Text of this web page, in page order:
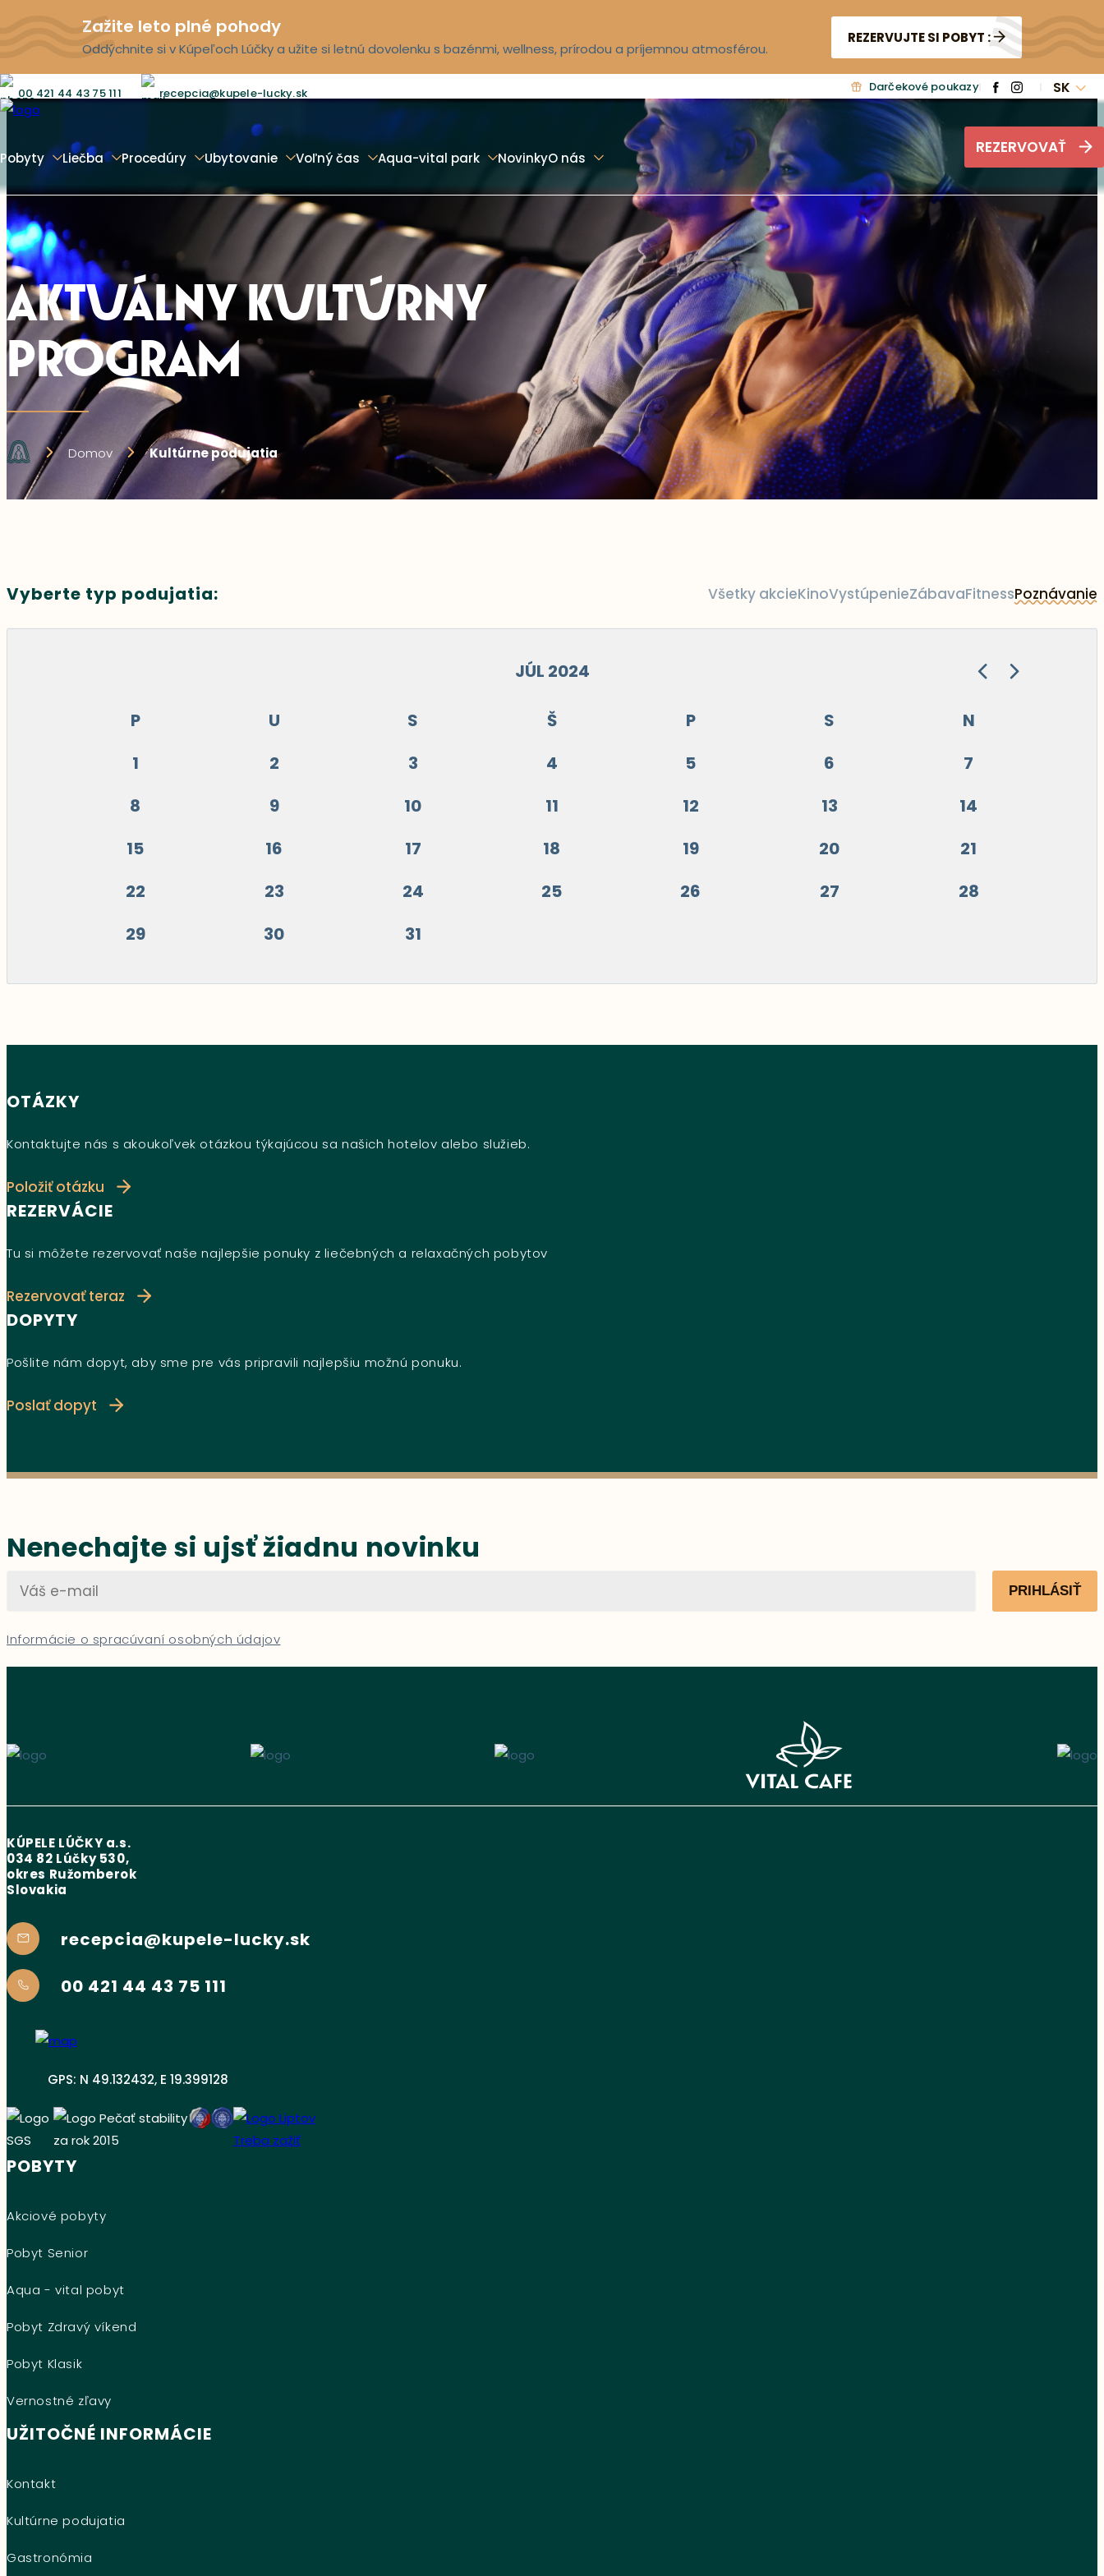
Zažite leto plné pohody
Oddýchnite si v Kúpeľoch Lúčky a užite si letnú dovolenku s bazénmi, wellness, prírodou a príjemnou atmosférou.
REZERVUJTE SI POBYT :
00 421 44 43 75 111 recepcia@kupele-lucky.sk Darčekové poukazy SK
Pobyty Liečba Procedúry Ubytovanie Voľný čas Aqua-vital park NovinkyO nás
REZERVOVAŤ
AKTUÁLNY KULTÚRNY
PROGRAM
Domov Kultúrne podujatia
Vyberte typ podujatia: Všetky akcieKinoVystúpenieZábavaFitnessPoznávanie
JÚL 2024
P U S Š P S
N
1
2 3 4 5 6
7
8
9 10 11 12 13
14
15
16 17 18 19 20
21
22
23 24 25 26 27
28
29
30 31
OTÁZKY
Kontaktujte nás s akoukoľvek otázkou týkajúcou sa našich hotelov alebo služieb.
Položiť otázku
REZERVÁCIE
Tu si môžete rezervovať naše najlepšie ponuky z liečebných a relaxačných pobytov
Rezervovať teraz
DOPYTY
Pošlite nám dopyt, aby sme pre vás pripravili najlepšiu možnú ponuku.
Poslať dopyt
Nenechajte si ujsť žiadnu novinku
PRIHLÁSIŤ
Informácie o spracúvaní osobných údajov
KÚPELE LÚČKY a.s.
034 82 Lúčky 530,
okres Ružomberok
Slovakia
recepcia@kupele-lucky.sk
00 421 44 43 75 111
GPS: N 49.132432, E 19.399128
POBYTY
Akciové pobyty
Pobyt Senior
Aqua - vital pobyt
Pobyt Zdravý víkend
Pobyt Klasik
Vernostné zľavy
UŽITOČNÉ INFORMÁCIE
Kontakt
Kultúrne podujatia
Gastronómia